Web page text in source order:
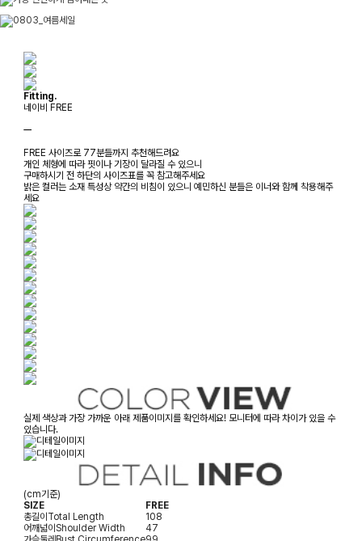
Fitting.
네이비 FREE
ㅡ
FREE 사이즈로 77분들까지 추천해드려요
개인 체형에 따라 핏이나 기장이 달라질 수 있으니
구매하시기 전 하단의 사이즈표를 꼭 참고해주세요
밝은 컬러는 소재 특성상 약간의 비침이 있으니 예민하신 분들은 이너와 함께 착용해주
세요
실제 색상과 가장 가까운 아래 제품이미지를 확인하세요! 모니터에 따라 차이가 있을 수
있습니다.
(cm기준)
SIZE
FREE
총길이Total Length
108
어깨넓이Shoulder Width
47